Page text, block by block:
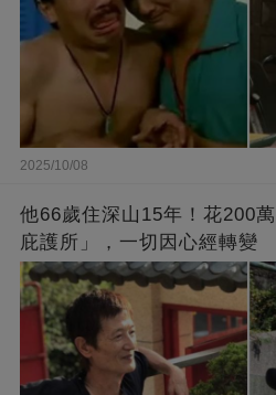
2025/10/08
他66歲住深山15年！花200
庇護所」，一切因心經轉變